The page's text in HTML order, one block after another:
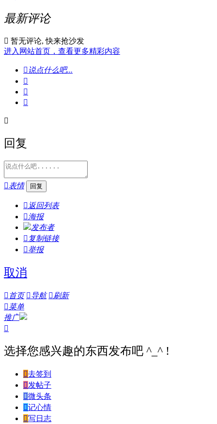
最新评论
 暂无评论, 快来抢沙发
进入网站首页，查看更多精彩内容
说点什么吧...




回复
表情
 返回列表
 海报
发布者
 复制链接
举报
取消
 首页 导航 刷新
菜单
推广

选择您感兴趣的东西发布吧 ^_^ !
去签到
发帖子
微头条
记心情
写日志